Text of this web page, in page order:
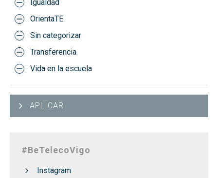
Igualdad
OrientaTE
Sin categorizar
Transferencia
Vida en la escuela
APLICAR
#BeTelecoVigo
Instagram